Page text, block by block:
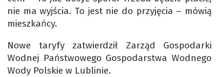
nie ma wyjścia. To jest nie do przyjęcia – mówią
mieszkańcy.
Nowe taryfy zatwierdził Zarząd Gospodarki
Wodnej Państwowego Gospodarstwa Wodnego
Wody Polskie w Lublinie.